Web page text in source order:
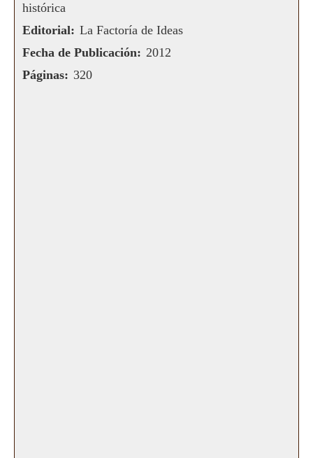
histórica
Editorial: La Factoría de Ideas
Fecha de Publicación: 2012
Páginas: 320